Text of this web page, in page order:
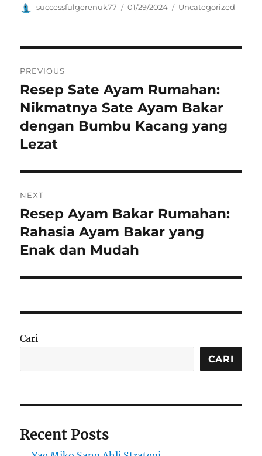
Author
successfulgerenuk77
Posted
01/29/2024 Categories
Uncategorized
pos
PREVIOUS
Previous
post:
Resep Sate Ayam Rumahan:
Nikmatnya Sate Ayam Bakar
dengan Bumbu Kacang yang
Lezat
NEXT
Next
post:
Resep Ayam Bakar Rumahan:
Rahasia Ayam Bakar yang
Enak dan Mudah
Cari
CARI
Recent Posts